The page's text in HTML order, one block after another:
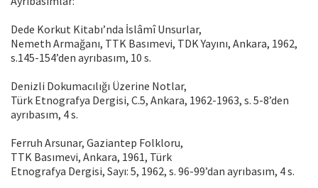
Dede Korkut Kitabı’nda İslâmî Unsurlar,
Nemeth Armağanı, TTK Basımevi, TDK Yayını, Ankara, 1962,
s.145-154’den ayrıbasım, 10 s.
Denizli Dokumacılığı Üzerine Notlar,
Türk Etnografya Dergisi, C.5, Ankara, 1962-1963, s. 5-8’den
ayrıbasım, 4 s.
Ferruh Arsunar, Gaziantep Folkloru,
TTK Basımevi, Ankara, 1961, Türk
Etnografya Dergisi, Sayı: 5, 1962, s. 96-99’dan ayrıbasım, 4 s.